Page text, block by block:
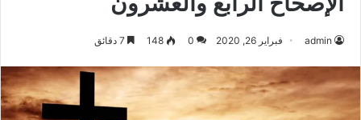
admin فبراير 26, 2020 0
148